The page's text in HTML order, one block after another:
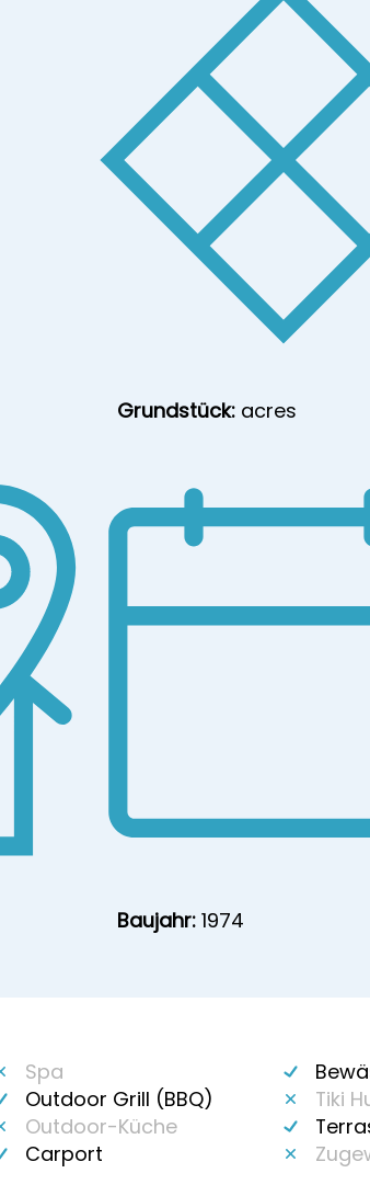
Grundstück:acres
Baujahr:1974
Spa
Outdoor Grill (BBQ) Tiki
Outdoor-Küche
Carport